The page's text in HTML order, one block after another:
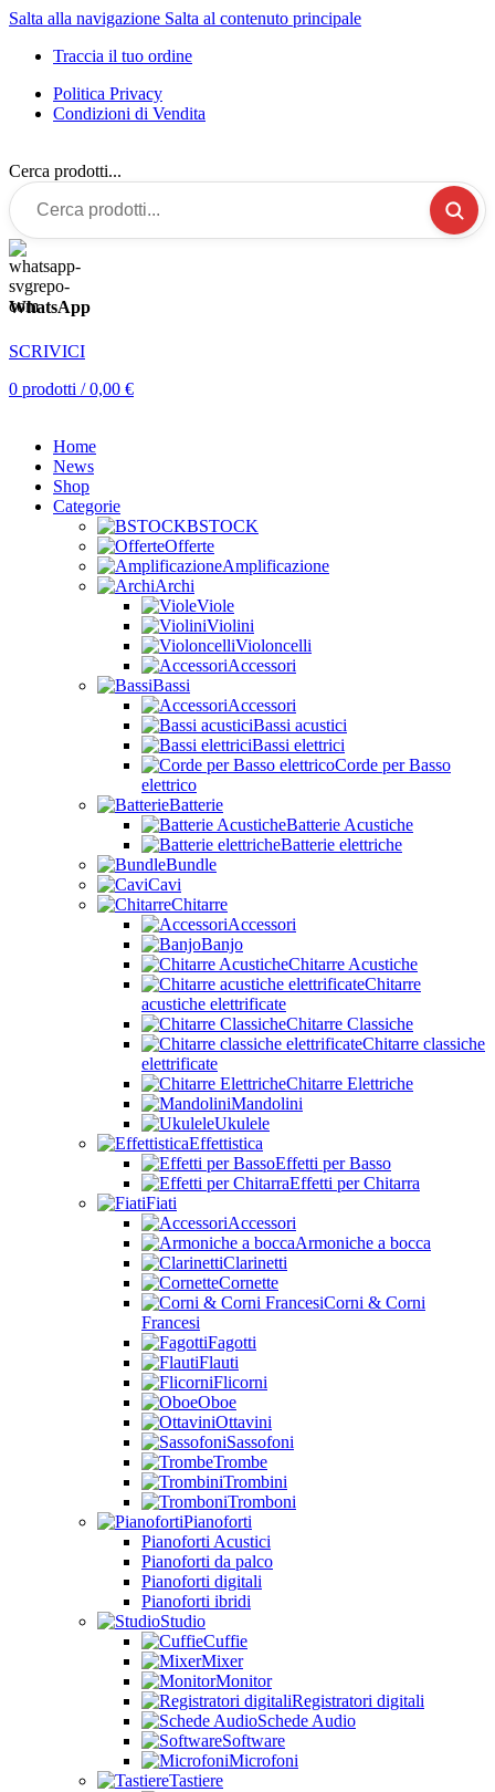
Salta alla navigazione Salta al contenuto principale
Traccia il tuo ordine
Politica Privacy
Condizioni di Vendita
Cerca prodotti...
WhatsApp
SCRIVICI
0 prodotti / 0,00 €
Home
News
Shop
Categorie
BSTOCK
Offerte
Amplificazione
Archi
Viole
Violini
Violoncelli
Accessori
Bassi
Accessori
Bassi acustici
Bassi elettrici
Corde per Basso
elettrico
Batterie
Batterie Acustiche
Batterie elettriche
Bundle
Cavi
Chitarre
Accessori
Banjo
Chitarre Acustiche
Chitarre
acustiche elettrificate
Chitarre Classiche
Chitarre classiche
elettrificate
Chitarre Elettriche
Mandolini
Ukulele
Effettistica
Effetti per Basso
Effetti per Chitarra
Fiati
Accessori
Armoniche a bocca
Clarinetti
Cornette
Corni & Corni
Francesi
Fagotti
Flauti
Flicorni
Oboe
Ottavini
Sassofoni
Trombe
Trombini
Tromboni
Pianoforti
Pianoforti Acustici
Pianoforti da palco
Pianoforti digitali
Pianoforti ibridi
Studio
Cuffie
Mixer
Monitor
Registratori digitali
Schede Audio
Software
Microfoni
Tastiere